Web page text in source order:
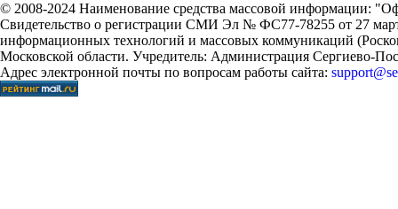
© 2008-2024 Наименование средства массовой информации:
Свидетельство о регистрации СМИ Эл № ФС77-78255 от 27
информационных технологий и массовых коммуникаций
Московской области. Учредитель: Администрация Сергиево-
Адрес электронной почты по вопросам работы сайта: